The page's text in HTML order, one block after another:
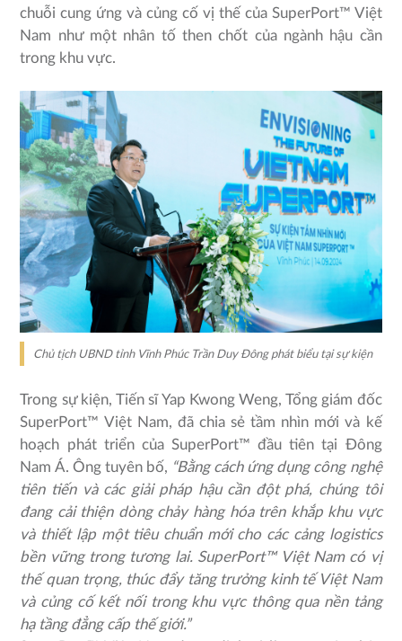
chuỗi cung ứng và củng cố vị thế của SuperPort™ Việt
Nam như một nhân tố then chốt của ngành hậu cần
trong khu vực.
Chủ tịch UBND tỉnh Vĩnh Phúc Trần Duy Đông phát biểu tại sự kiện
Trong sự kiện, Tiến sĩ Yap Kwong Weng, Tổng giám đốc
SuperPort™ Việt Nam, đã chia sẻ tầm nhìn mới và kế
hoạch phát triển của SuperPort™ đầu tiên tại Đông
Nam Á. Ông tuyên bố, “Bằng cách ứng dụng công nghệ
tiên tiến và các giải pháp hậu cần đột phá, chúng tôi
đang cải thiện dòng chảy hàng hóa trên khắp khu vực
và thiết lập một tiêu chuẩn mới cho các cảng logistics
bền vững trong tương lai. SuperPort™ Việt Nam có vị
thế quan trọng, thúc đẩy tăng trưởng kinh tế Việt Nam
và củng cố kết nối trong khu vực thông qua nền tảng
hạ tầng đẳng cấp thế giới.”